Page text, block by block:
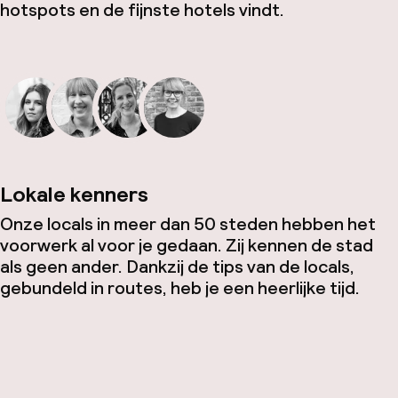
hotspots en de fijnste hotels vindt.
Lokale kenners
Onze locals in meer dan 50 steden hebben het
voorwerk al voor je gedaan. Zij kennen de stad
als geen ander. Dankzij de tips van de locals,
gebundeld in routes, heb je een heerlijke tijd.